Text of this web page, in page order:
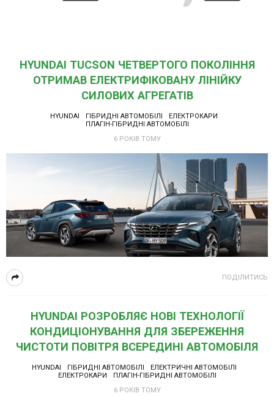
HYUNDAI TUCSON ЧЕТВЕРТОГО ПОКОЛІННЯ
ОТРИМАВ ЕЛЕКТРИФІКОВАНУ ЛІНІЙКУ
СИЛОВИХ АГРЕГАТІВ
HYUNDAI ГІБРИДНІ АВТОМОБІЛІ
ЕЛЕКТРОКАРИ
ПЛАГІН-ГІБРИДНІ АВТОМОБІЛІ
6 РОКІВ ТОМУ
ПОДІЛИТИСЬ
HYUNDAI РОЗРОБЛЯЄ НОВІ ТЕХНОЛОГІЇ
КОНДИЦІОНУВАННЯ ДЛЯ ЗБЕРЕЖЕННЯ
ЧИСТОТИ ПОВІТРЯ ВСЕРЕДИНІ АВТОМОБІЛЯ
HYUNDAI ГІБРИДНІ АВТОМОБІЛІ
ЕЛЕКТРИЧНІ АВТОМОБІЛІ
ЕЛЕКТРОКАРИ
ПЛАГІН-ГІБРИДНІ АВТОМОБІЛІ
6 РОКІВ ТОМУ